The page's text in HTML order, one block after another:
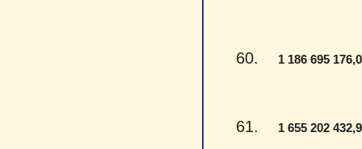
60. 1 186 695
61. 1 655 202